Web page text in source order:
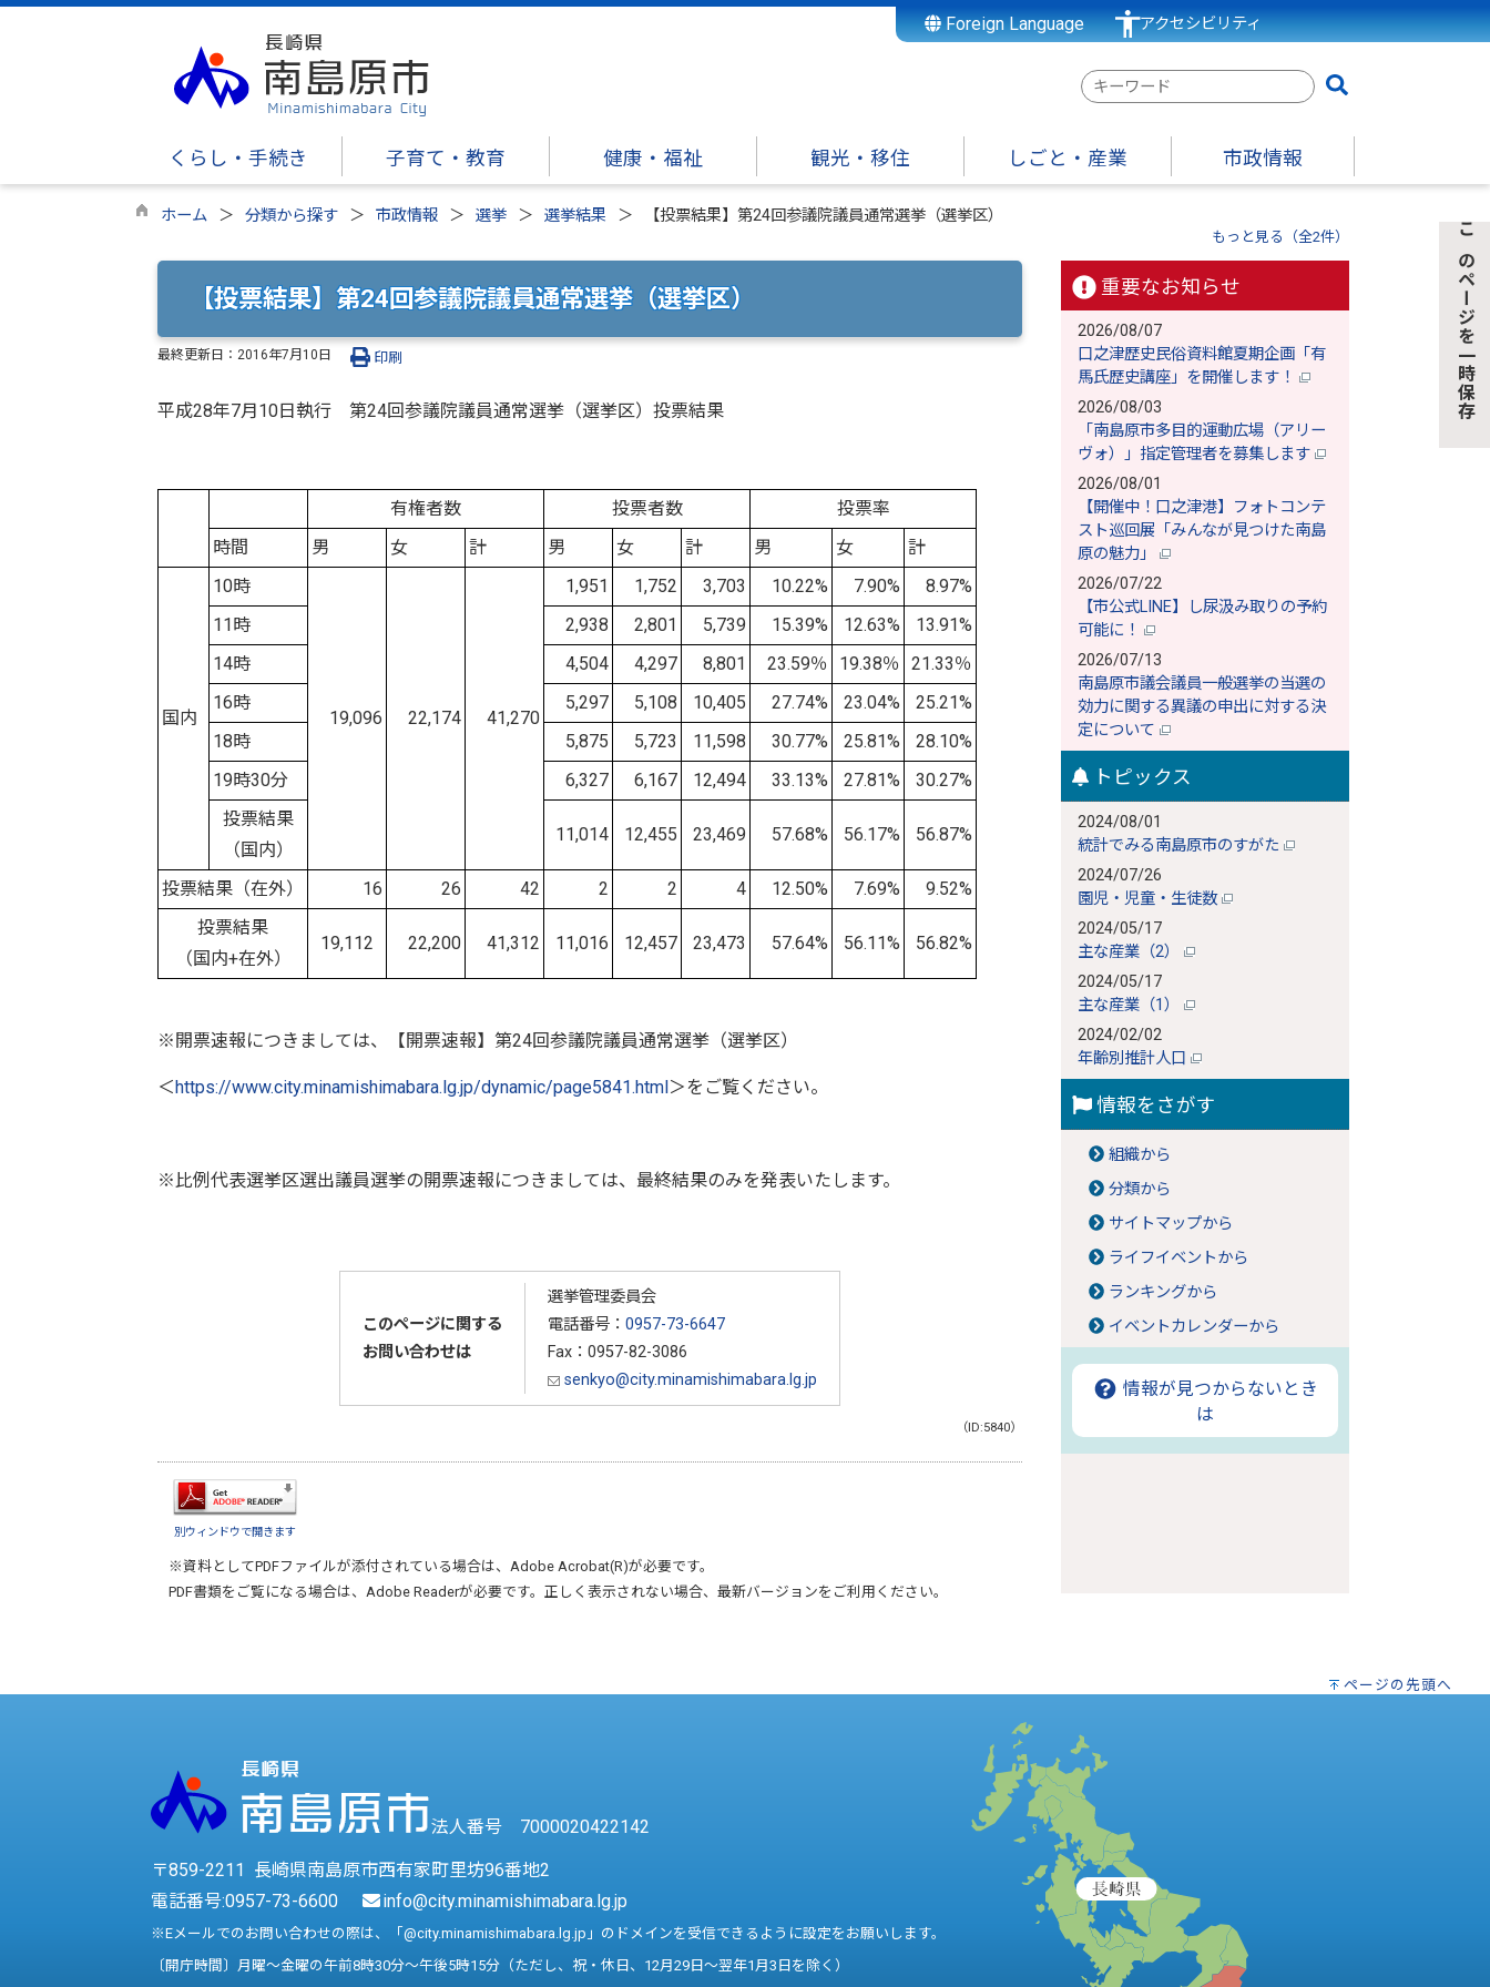
Foreign Language アクセシビリティ
検
ー
ワ
くらし・手続き 子育て・教育 健康・福祉 観光・移住 しごと・産業 市政情報
ホーム 分類から探す 市政情報 選挙 選挙結果 【投票結果】第24回参議院議員通常選挙（選挙区）
もっと見る（全2件）
【投票結果】第24回参議院議員通常選挙（選挙区）
最終更新日： 2016年7月10日 印刷
平成28年7月10日執行 第24回参議院議員通常選挙（選挙区）投票結果
有権者数 投票者数
投票率
時間
男 女 計 男 女 計 男 女 計
国内
10時
19,096 22,174 41,270
1,951 1,752 3,703 10.22% 7.90%
8.97%
11時
2,938 2,801 5,739 15.39% 12.63%
13.91%
14時
4,504 4,297 8,801 23.59％ 19.38％
21.33％
16時
5,297 5,108 10,405 27.74% 23.04%
25.21%
18時
5,875 5,723 11,598 30.77% 25.81%
28.10%
19時30分
6,327 6,167 12,494 33.13% 27.81%
30.27%
投票結果
（国内）
11,014 12,455 23,469 57.68% 56.17% 56.87%
投票結果（在外） 16 26 42 2 2 4 12.50% 7.69%
9.52%
投票結果
（国内+在外）
19,112 22,200 41,312 11,016 12,457 23,473 57.64% 56.11% 56.82%
※開票速報につきましては、【開票速報】第24回参議院議員通常選挙（選挙区）
＜https://www.city.minamishimabara.lg.jp/dynamic/page5841.html＞をご覧ください。
※比例代表選挙区選出議員選挙の開票速報につきましては、最終結果のみを発表いたします。
このページに関する
お問い合わせは
選挙管理委員会
電話番号： 0957-73-6647
Fax：0957-82-3086
senkyo@city.minamishimabara.lg.jp
（ID:5840）
別ウィンドウで開きます
※資料としてPDFファイルが添付されている場合は、 Adobe Acrobat(R)が必要です。
PDF書類をご覧になる場合は、 Adobe Readerが必要です。正しく表示されない場合、最新バージョンをご利用ください。
重要なお知らせ
2026/08/07
口之津歴史民俗資料館夏期企画「有
馬氏歴史講座」を開催します！
2026/08/03
「南島原市多目的運動広場（アリー
ヴォ）」指定管理者を募集します
2026/08/01
【開催中！口之津港】フォトコンテ
スト巡回展「みんなが見つけた南島
原の魅力」
2026/07/22
【市公式LINE】し尿汲み取りの予約
可能に！
2026/07/13
南島原市議会議員一般選挙の当選の
効力に関する異議の申出に対する決
定について
トピックス
2024/08/01
統計でみる南島原市のすがた
2024/07/26
園児・児童・生徒数
2024/05/17
主な産業（2）
2024/05/17
主な産業（1）
2024/02/02
年齢別推計人口
情報をさがす
組織から
分類から
サイトマップから
ライフイベントから
ランキングから
イベントカレンダーから
情報が見つからないとき
は
ページの先頭へ
法人番号 7000020422142
〒859-2211 長崎県南島原市西有家町里坊96番地2
電話番号:0957-73-6600 info@city.minamishimabara.lg.jp
※Eメールでのお問い合わせの際は、「@city.minamishimabara.lg.jp」のドメインを受信できるように設定をお願いします。
〔開庁時間〕月曜～金曜の午前8時30分～午後5時15分（ただし、祝・休日、12月29日～翌年1月3日を除く）
このページを一時保存